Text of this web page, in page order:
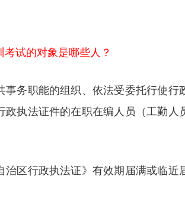
试的对象是哪些人？
事务职能的组织、依法受委托行使行
执法证件的在职在编人员（工勤人
治区行政执法证》有效期届满或临近